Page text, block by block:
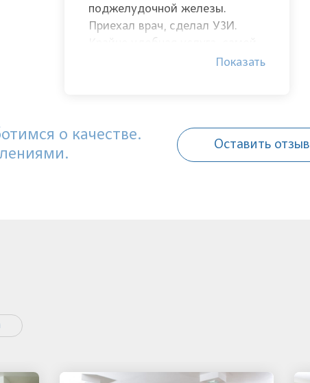
поджелудочной железы.
Приехал врач, сделал УЗИ.
никуда ехать не нужно, очень
Показать
о качестве.
Оставить отзыв